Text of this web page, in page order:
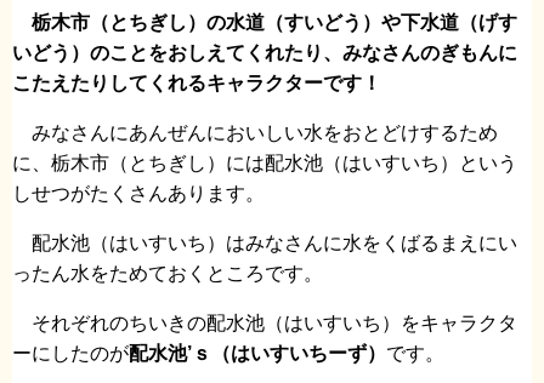
栃木市（とちぎし）の水道（すいどう）や下水道（げす
いどう）のことをおしえてくれたり、みなさんのぎもんに
こたえたりしてくれるキャラクターです！
みなさんにあんぜんにおいしい水をおとどけするため
に、栃木市（とちぎし）には配水池（はいすいち）という
しせつがたくさんあります。
配水池（はいすいち）はみなさんに水をくばるまえにい
ったん水をためておくところです。
それぞれのちいきの配水池（はいすいち）をキャラクタ
ーにしたのが配水池’ｓ（はいすいちーず） です。